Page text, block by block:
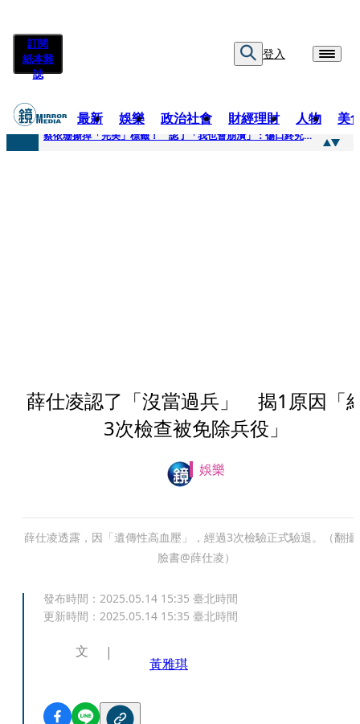
訂閱
紙本雜
誌
登入
最新 娛樂 政治社會 財經理財 人物 美
快訊
蔡依珊撕掉「完美」標籤！ 認了「我也會崩潰」：傷口終究會癒合
薛仕凌認了「沒當過兵」 揭1原因「
3次檢查被免除兵役」
娛樂
薛仕凌透露，因「遺傳性高血壓」，經過3次檢驗正式驗退。（翻攝
臉書@薛仕凌）
發布時間： 2025.05.14 15:35 臺北時間
更新時間： 2025.05.14 15:35 臺北時間
文
黃雅琪